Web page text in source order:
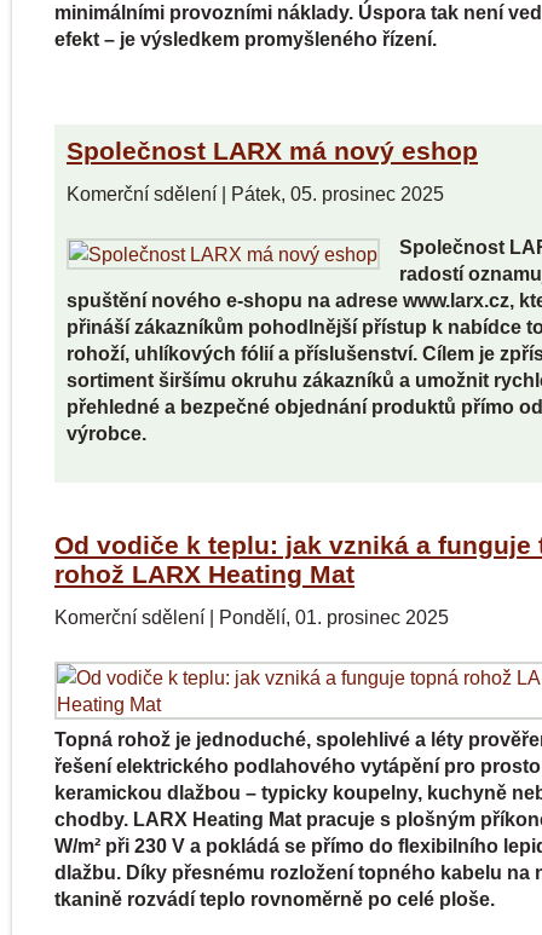
minimálními provozními náklady. Úspora tak není
efekt – je výsledkem promyšleného řízení.
Společnost LARX má nový eshop
Komerční sdělení| Pátek, 05. prosinec 2025
Společnost
radostí
spuštění nového e-shopu na adrese www.larx.cz,
přináší zákazníkům pohodlnější přístup k nabídce
rohoží, uhlíkových fólií a příslušenství. Cílem je
sortiment širšímu okruhu zákazníků a umožnit
přehledné a bezpečné objednání produktů přímo od
výrobce.
Od vodiče k teplu: jak vzniká a funguje
rohož LARX Heating Mat
Komerční sdělení| Pondělí, 01. prosinec 2025
Topná rohož je jednoduché, spolehlivé a léty
řešení elektrického podlahového vytápění pro
keramickou dlažbou – typicky koupelny, kuchyně
chodby. LARX Heating Mat pracuje s plošným
W/m² při 230 V a pokládá se přímo do flexibilního
dlažbu. Díky přesnému rozložení topného kabelu na
tkanině rozvádí teplo rovnoměrně po celé ploše.